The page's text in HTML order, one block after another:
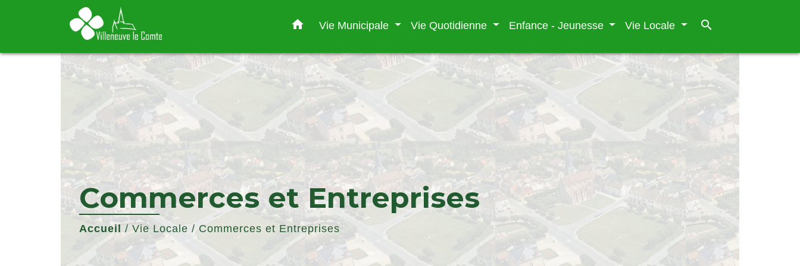
home Vie Municipale Vie Quotidienne Enfance - Jeunesse Vie Locale search
Commerces et Entreprises
Accueil / Vie Locale / Commerces et Entreprises